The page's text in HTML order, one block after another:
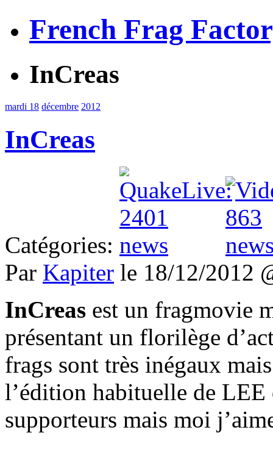
French Frag
InCreas
mardi 18 décembre 2012
InCreas
Catégories:
Par Kapiter le 18/12/2012
InCreas est un fragmovie
présentant un florilège
frags sont très inégaux
l’édition habituelle de LEE
supporteurs mais moi